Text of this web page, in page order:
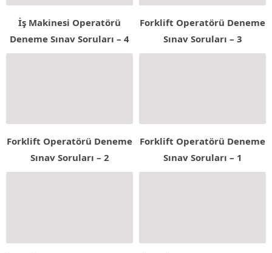
İş Makinesi Operatörü
Deneme Sınav Soruları – 4
Forklift Operatörü Deneme
Sınav Soruları – 3
Forklift Operatörü Deneme
Sınav Soruları – 2
Forklift Operatörü Deneme
Sınav Soruları – 1